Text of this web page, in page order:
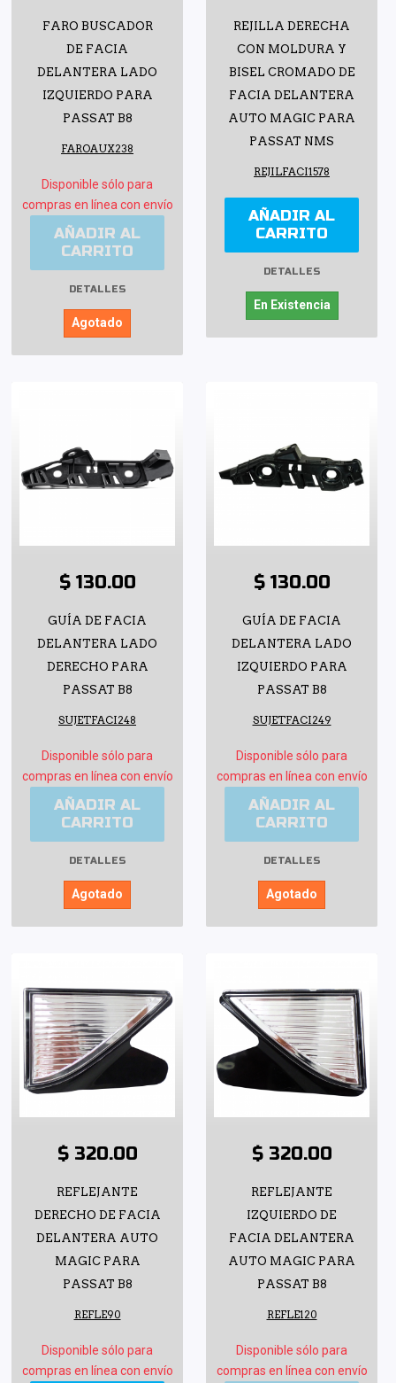
FARO BUSCADOR
DE FACIA
DELANTERA LADO
IZQUIERDO PARA
PASSAT B8
FAROAUX238
Disponible sólo para
compras en línea con envío
AÑADIR AL
CARRITO
DETALLES
Agotado
REJILLA DERECHA
CON MOLDURA Y
BISEL CROMADO DE
FACIA DELANTERA
AUTO MAGIC PARA
PASSAT NMS
REJILFACI1578
AÑADIR AL
CARRITO
DETALLES
En Existencia
$ 130.00
GUÍA DE FACIA
DELANTERA LADO
DERECHO PARA
PASSAT B8
SUJETFACI248
Disponible sólo para
compras en línea con envío
AÑADIR AL
CARRITO
DETALLES
Agotado
$ 130.00
GUÍA DE FACIA
DELANTERA LADO
IZQUIERDO PARA
PASSAT B8
SUJETFACI249
Disponible sólo para
compras en línea con envío
AÑADIR AL
CARRITO
DETALLES
Agotado
$ 320.00
REFLEJANTE
DERECHO DE FACIA
DELANTERA AUTO
MAGIC PARA
PASSAT B8
REFLE90
Disponible sólo para
compras en línea con envío
$ 320.00
REFLEJANTE
IZQUIERDO DE
FACIA DELANTERA
AUTO MAGIC PARA
PASSAT B8
REFLE120
Disponible sólo para
compras en línea con envío